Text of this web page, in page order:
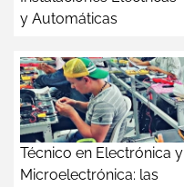
y Automáticas
Técnico en Electrónica y
Microelectrónica: las